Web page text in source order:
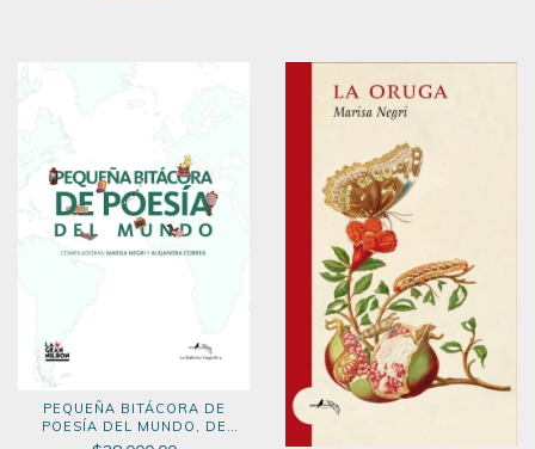
PEQUEÑA BITÁCORA DE
POESÍA DEL MUNDO, DE
ALEJANDRA CORREA Y